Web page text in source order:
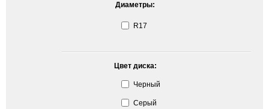
Диаметры:
R17
Цвет диска:
Черный
Серый